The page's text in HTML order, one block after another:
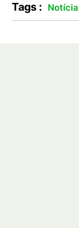
Tags : Notícia